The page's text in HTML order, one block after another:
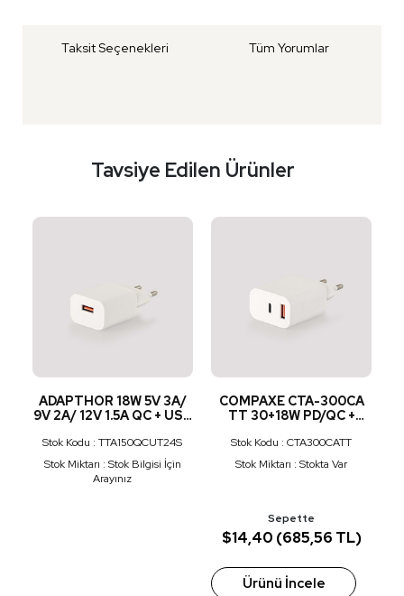
Taksit Seçenekleri Tüm Yorumlar
Tavsiye Edilen Ürünler
ADAPTHOR 18W 5V 3A/
9V 2A/ 12V 1.5A QC + USB
KABLOLU SET SİYAH
Stok Kodu : TTA150QCUT24S
Stok Miktarı : Stok Bilgisi İçin
Arayınız
COMPAXE CTA-300CA
TT 30+18W PD/QC +
KABLOLU SET BEYAZ
Stok Kodu : CTA300CATT
Stok Miktarı : Stokta Var
Sepette
$14,40 (685,56 TL)
Ürünü İncele